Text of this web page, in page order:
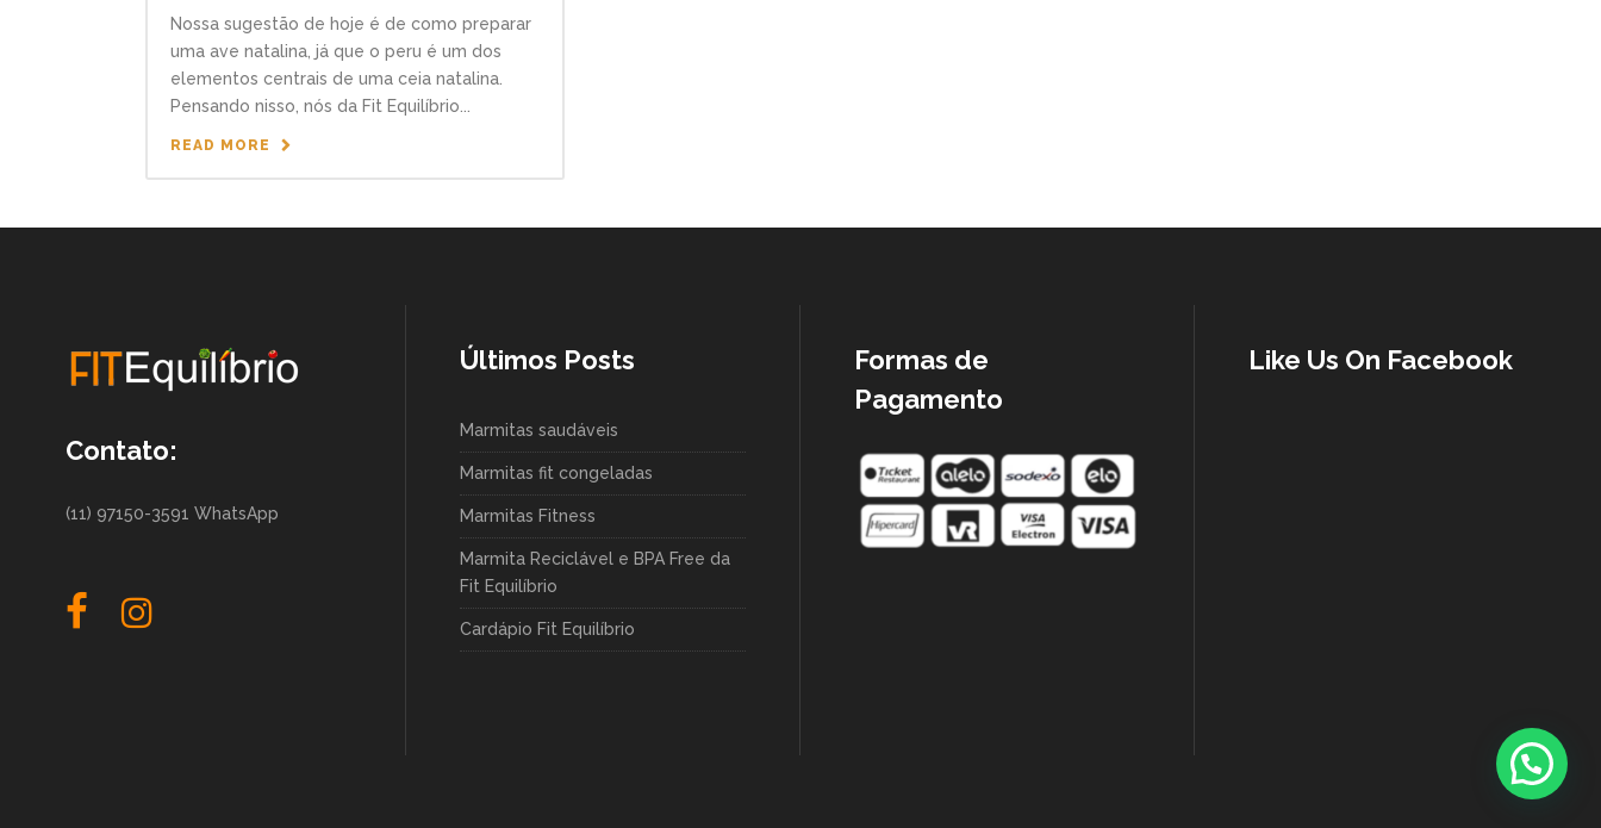
Nossa sugestão de hoje é de como preparar
uma ave natalina, já que o peru é um dos
elementos centrais de uma ceia natalina.
Pensando nisso, nós da Fit Equilíbrio...
READ MORE
Contato:
(11) 97150-3591 WhatsApp
Últimos Posts
Marmitas saudáveis
Marmitas fit congeladas
Marmitas Fitness
Marmita Reciclável e BPA Free da
Fit Equilíbrio
Cardápio Fit Equilíbrio
Formas de
Pagamento
Like Us On Facebook